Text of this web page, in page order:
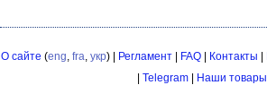
О сайте (eng, fra, укр) | Регламент| FAQ| Контакты
Telegram Наши товары